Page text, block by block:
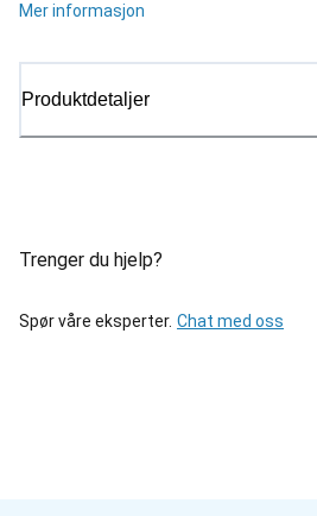
Mer informasjon
Produktdetaljer
Trenger du hjelp?
Spør våre eksperter. Chat med oss